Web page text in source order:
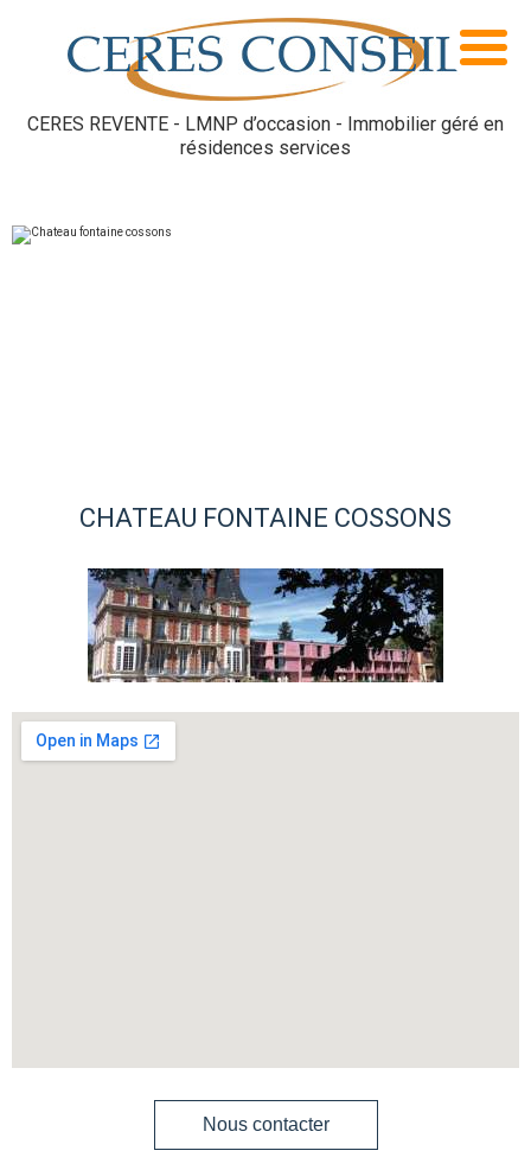
CERES REVENTE - LMNP d’occasion - Immobilier géré en
résidences services
CHATEAU FONTAINE COSSONS
Nous contacter